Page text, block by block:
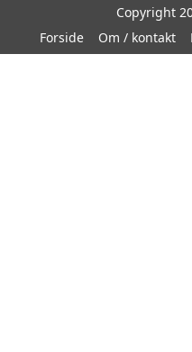
Copyright
Forside
Om / kontakt